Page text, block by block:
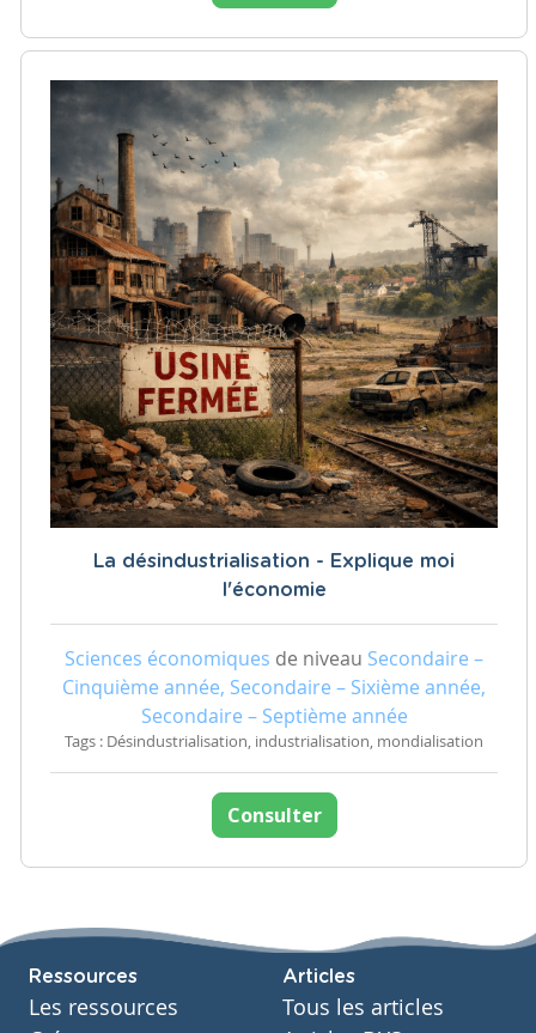
La désindustrialisation - Explique moi
l'économie
Sciences économiques de niveau Secondaire –
Cinquième année, Secondaire – Sixième année,
Secondaire – Septième année
Tags : Désindustrialisation, industrialisation, mondialisation
Consulter
Ressources
Les ressources
Articles
Tous les articles